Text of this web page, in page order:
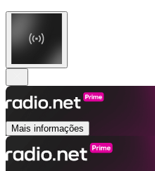
Mais informações